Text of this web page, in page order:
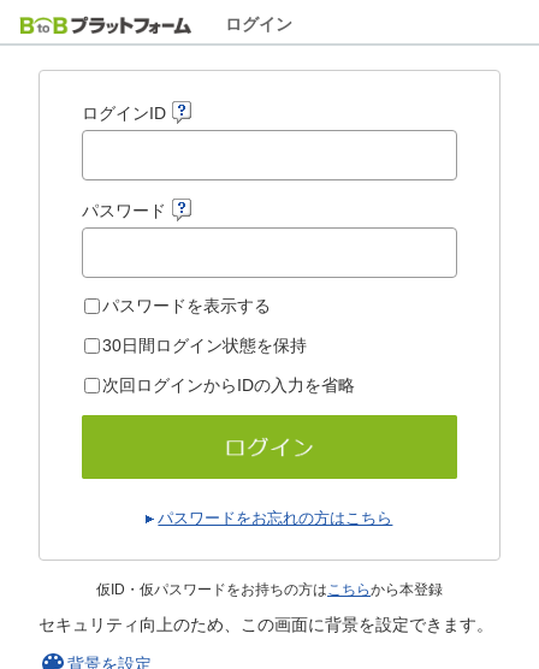
ログイン
ログインID
パスワード
パスワードを表示する
30日間ログイン状態を保持
次回ログインからIDの入力を省略
パスワードをお忘れの方はこちら
仮ID・仮パスワードをお持ちの方はこちらから本登録
セキュリティ向上のため、この画面に背景を設定できます。
背景を設定